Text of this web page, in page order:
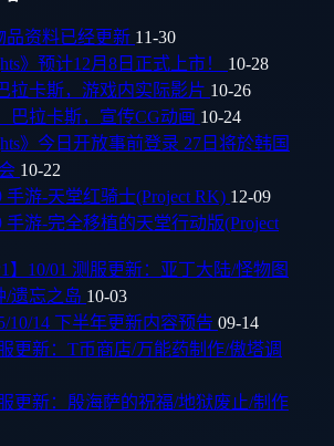
品资料已经更新 11-30
》预计12月8日正式上市！ 10-28
拉卡斯，游戏内实际影片 10-26
巴拉卡斯，宣传CG动画 10-24
》今日开放事前登录 27日将於韩国
10-22
手游-天堂红骑士(Project RK) 12-09
手游-完全移植的天堂行动版(Project
】10/01 测服更新：亚丁大陆/怪物图
/遗忘之岛 10-03
10/14 下半年更新内容预告 09-14
更新：T币商店/万能药制作/傲塔调
服更新：殷海萨的祝福/地狱废止/制作